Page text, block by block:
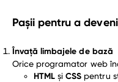
Pașii pentru a
Învață limbajele de bază
Orice programator web
HTML șiCSS pentru